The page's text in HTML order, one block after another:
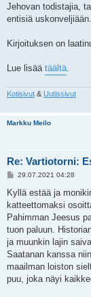
Jehovan todistajia,
entisiä uskonveljiään.
Kirjoituksen on
Lue lisää täältä
Kotisivut &Uutissivut
Markku Meilo
Re: Vartiotorni:
V
e
s
t
i
29.07.2021 04:28
Kyllä estää ja
katteettomaksi
Pahimman Jeesus
tuon paluun.
ja muunkin lajin
Saatanan kanssa
maailman loiston
puu, joka näyi